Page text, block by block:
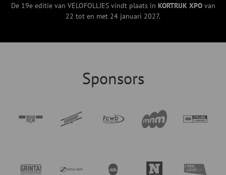
De 19e editie van VELOFOLLIES vindt plaats in KORTRIJK XPOvan
22 tot en met 24 januari 2027.
Sponsors